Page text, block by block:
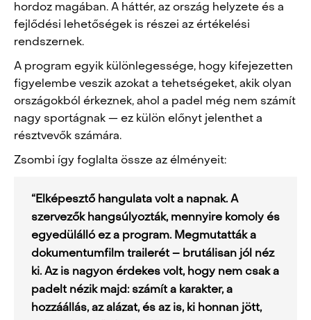
hordoz magában. A háttér, az ország helyzete és a
fejlődési lehetőségek is részei az értékelési
rendszernek.
A program egyik különlegessége, hogy kifejezetten
figyelembe veszik azokat a tehetségeket, akik olyan
országokból érkeznek, ahol a padel még nem számít
nagy sportágnak — ez külön előnyt jelenthet a
résztvevők számára.
Zsombi így foglalta össze az élményeit:
“Elképesztő hangulata volt a napnak. A
szervezők hangsúlyozták, mennyire komoly és
egyedülálló ez a program. Megmutatták a
dokumentumfilm trailerét – brutálisan jól néz
ki. Az is nagyon érdekes volt, hogy nem csak a
padelt nézik majd: számít a karakter, a
hozzáállás, az alázat, és az is, ki honnan jött,